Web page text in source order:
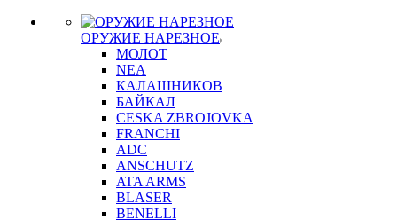
ОРУЖИЕ НАРЕЗНОЕ
МОЛОТ
NEA
КАЛАШНИКОВ
БАЙКАЛ
CESKA ZBROJOVKA
FRANCHI
ADC
ANSCHUTZ
ATA ARMS
BLASER
BENELLI